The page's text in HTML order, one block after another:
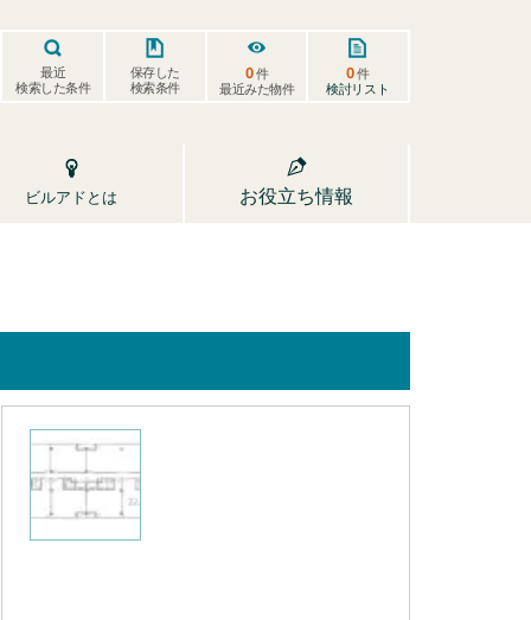
最近
検索した条件
保存した
検索条件
0件
最近みた物件
0件
検討リスト
ビルアドとは お役立ち情報